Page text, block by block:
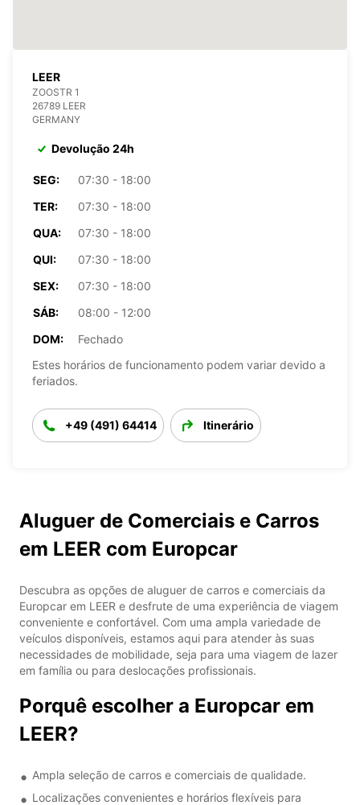
LEER
ZOOSTR 1
26789 LEER
GERMANY
Devolução 24h
SEG:
07:30 - 18:00
TER:
07:30 - 18:00
QUA:
07:30 - 18:00
QUI:
07:30 - 18:00
SEX:
07:30 - 18:00
SÁB:
08:00 - 12:00
DOM:
Fechado
Estes horários de funcionamento podem variar devido a
feriados.
+49 (491) 64414 Itinerário
Aluguer de Comerciais e Carros
em LEER com Europcar
Descubra as opções de aluguer de carros e comerciais da
Europcar em LEER e desfrute de uma experiência de viagem
conveniente e confortável. Com uma ampla variedade de
veículos disponíveis, estamos aqui para atender às suas
necessidades de mobilidade, seja para uma viagem de lazer
em família ou para deslocações profissionais.
Porquê escolher a Europcar em
LEER?
Ampla seleção de carros e comerciais de qualidade.
Localizações convenientes e horários flexíveis para